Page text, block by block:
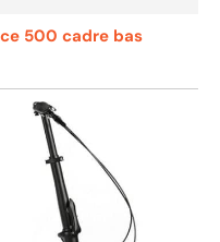
500 cadre bas